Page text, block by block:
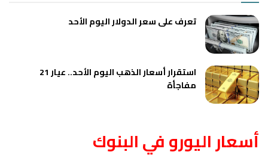
تعرف على سعر الدولار اليوم الأحد
استقرار أسعار الذهب اليوم الأحد.. عيار 21
مفاجأة
أسعار اليورو في البنوك